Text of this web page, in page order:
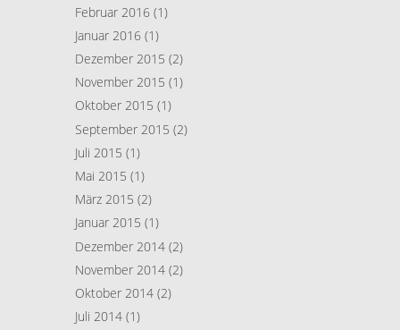
Februar 2016 (1)
Januar 2016 (1)
Dezember 2015 (2)
November 2015 (1)
Oktober 2015 (1)
September 2015 (2)
Juli 2015 (1)
Mai 2015 (1)
März 2015 (2)
Januar 2015 (1)
Dezember 2014 (2)
November 2014 (2)
Oktober 2014 (2)
Juli 2014 (1)